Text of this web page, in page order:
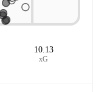
10.13
xG